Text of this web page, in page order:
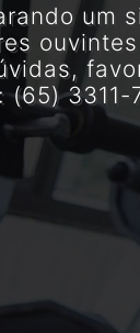
um
(65) 3311-